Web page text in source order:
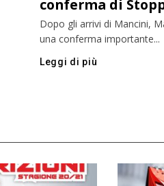
conferma di
Dopo gli arrivi di Mancini,
una conferma importante...
Leggi di più